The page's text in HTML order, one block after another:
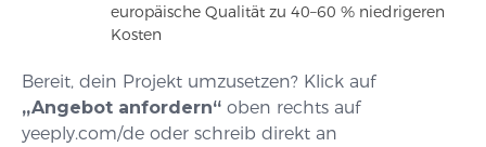
europäische Qualität zu 40–60 % niedrigeren
Kosten
Bereit, dein Projekt umzusetzen? Klick auf
„Angebot anfordern“ oben rechts auf
yeeply.com/de oder schreib direkt an